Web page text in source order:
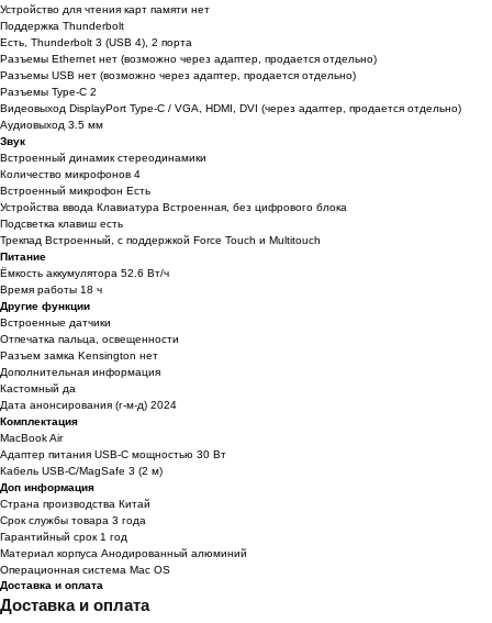
Устройство для чтения карт памяти нет
Поддержка Thunderbolt
Есть, Thunderbolt 3 (USB 4), 2 порта
Разъемы Ethernet нет (возможно через адаптер, продается отдельно)
Разъемы USB нет (возможно через адаптер, продается отдельно)
Разъемы Type-C 2
Видеовыход DisplayPort Type-C / VGA, HDMI, DVI (через адаптер, продается отдельно)
Аудиовыход 3.5 мм
Звук
Встроенный динамик стереодинамики
Количество микрофонов 4
Встроенный микрофон Есть
Устройства ввода Клавиатура Встроенная, без цифрового блока
Подсветка клавиш есть
Трекпад Встроенный, с поддержкой Force Touch и Multitouch
Питание
Ёмкость аккумулятора 52.6 Вт/ч
Время работы 18 ч
Другие функции
Встроенные датчики
Отпечатка пальца, освещенности
Разъем замка Kensington нет
Дополнительная информация
Кастомный да
Дата анонсирования (г-м-д) 2024
Комплектация
MacBook Air
Адаптер питания USB‑C мощностью 30 Вт
Кабель USB‑C/MagSafe 3 (2 м)
Доп информация
Страна производства Китай
Срок службы товара 3 года
Гарантийный срок 1 год
Материал корпуса Анодированный алюминий
Операционная система Mac OS
Доставка и оплата
Доставка и оплата